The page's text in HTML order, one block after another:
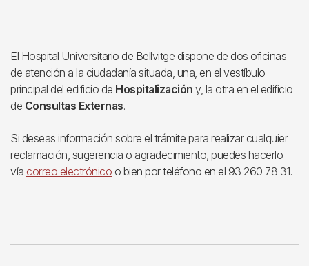
El Hospital Universitario de Bellvitge dispone de dos oficinas
de atención a la ciudadanía situada, una, en el vestíbulo
principal del edificio de Hospitalización y, la otra en el edificio
de Consultas Externas.
Si deseas información sobre el trámite para realizar cualquier
reclamación, sugerencia o agradecimiento, puedes hacerlo
vía correo electrónico o bien por teléfono en el 93 260 78 31.